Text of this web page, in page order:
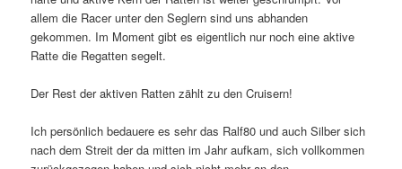
allem die Racer unter den Seglern sind uns abhanden
gekommen. Im Moment gibt es eigentlich nur noch eine aktive
Ratte die Regatten segelt.
Der Rest der aktiven Ratten zählt zu den Cruisern!
Ich persönlich bedauere es sehr das Ralf80 und auch Silber sich
nach dem Streit der da mitten im Jahr aufkam, sich vollkommen